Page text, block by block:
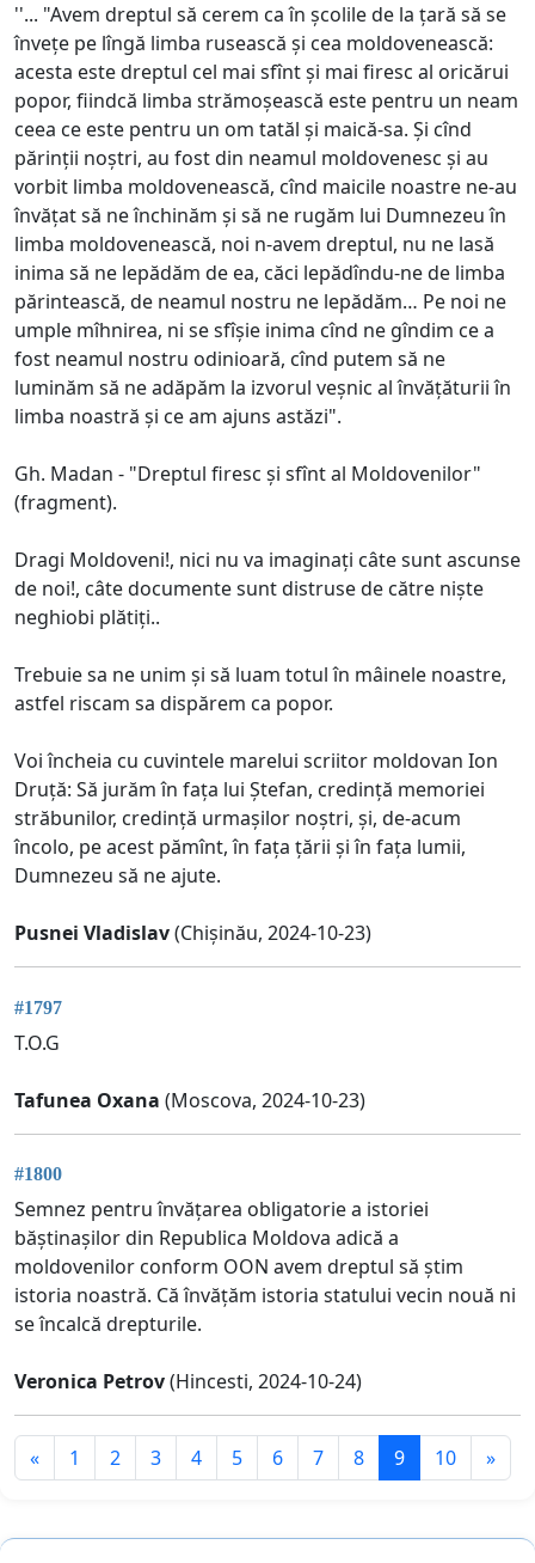
''... "Avem dreptul să cerem ca în școlile de la țară să se
învețe pe lîngă limba rusească și cea moldovenească:
acesta este dreptul cel mai sfînt și mai firesc al oricărui
popor, fiindcă limba strămoșească este pentru un neam
ceea ce este pentru un om tatăl și maică-sa. Și cînd
părinții noștri, au fost din neamul moldovenesc și au
vorbit limba moldovenească, cînd maicile noastre ne-au
învățat să ne închinăm și să ne rugăm lui Dumnezeu în
limba moldovenească, noi n-avem dreptul, nu ne lasă
inima să ne lepădăm de ea, căci lepădîndu-ne de limba
părintească, de neamul nostru ne lepădăm… Pe noi ne
umple mîhnirea, ni se sfîșie inima cînd ne gîndim ce a
fost neamul nostru odinioară, cînd putem să ne
luminăm să ne adăpăm la izvorul veșnic al învățăturii în
limba noastră și ce am ajuns astăzi".
Gh. Madan - "Dreptul firesc și sfînt al Moldovenilor"
(fragment).
Dragi Moldoveni!, nici nu va imaginați câte sunt ascunse
de noi!, câte documente sunt distruse de către niște
neghiobi plătiți..
Trebuie sa ne unim și să luam totul în mâinele noastre,
astfel riscam sa dispărem ca popor.
Voi încheia cu cuvintele marelui scriitor moldovan Ion
Druță: Să jurăm în fața lui Ștefan, credință memoriei
străbunilor, credință urmașilor noștri, și, de-acum
încolo, pe acest pămînt, în fața țării și în fața lumii,
Dumnezeu să ne ajute.
Pusnei Vladislav(Chișinău, 2024-10-23)
#1797
T.O.G
Tafunea Oxana (Moscova, 2024-10-23)
#1800
Semnez pentru învățarea obligatorie a istoriei
băștinașilor din Republica Moldova adică a
moldovenilor conform OON avem dreptul să știm
istoria noastră. Că învățăm istoria statului vecin nouă ni
se încalcă drepturile.
Veronica Petrov(Hincesti, 2024-10-24)
« 1 2 3 4 5 6 7 8 9 10 »